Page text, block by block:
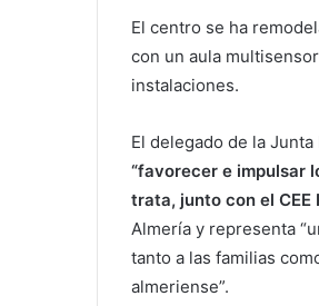
El centro se ha
con un aula
instalaciones.
El delegado de la
“favorecer e impulsar
trata, junto con el CEE
Almería y representa
tanto a las familias
almeriense”.